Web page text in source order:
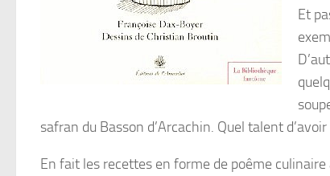
Et
safran du Basson d’Arcachin. Quel talent
En fait les recettes en forme de poême